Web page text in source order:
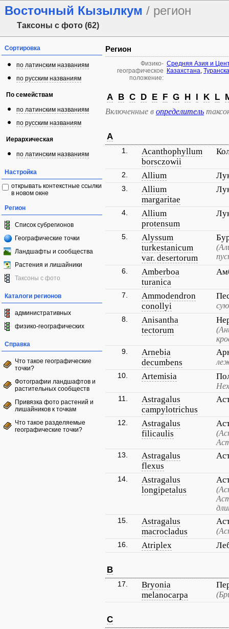
Восточный Кызылкум / регион
Таксоны с фото (62)
Сортировка
по латинским названиям
по русским названиям
По семействам
по латинским названиям
по русским названиям
Иерархическая
по латинским названиям
Настройка
открывать контекстные ссылки
в новом окне
Регион
Список субрегионов
Географические точки
Ландшафты и сообщества
Растения и лишайники
Таксоны с фото
Каталоги регионов
административных
физико-географических
Справка
Что такое географические
точки?
Фотографии ландшафтов и
растительных сообществ
Привязка фото растений и
лишайников к точкам
Что такое разделяемые
географические точки?
Регион
Физико-
географическое
положение:
Средняя Азия и
Казахстана,
A B C D E F G H I K L
Включенные в определитель
A
1.
Acanthophyllum
borsczowii
2. Allium
3.
Allium
margaritae
4.
Allium
protensum
5.
Alyssum
turkestanicum
var. desertorum
6.
Amberboa
turanica
7.
Ammodendron
conollyi
8.
Anisantha
tectorum
9.
Arnebia
decumbens
10. Artemisia
11.
Astragalus
campylotrichus
12.
Astragalus
filicaulis
13.
Astragalus
flexus
14.
Astragalus
longipetalus
15.
Astragalus
macrocladus
16. Atriplex
B
17.
Bryonia
melanocarpa
C